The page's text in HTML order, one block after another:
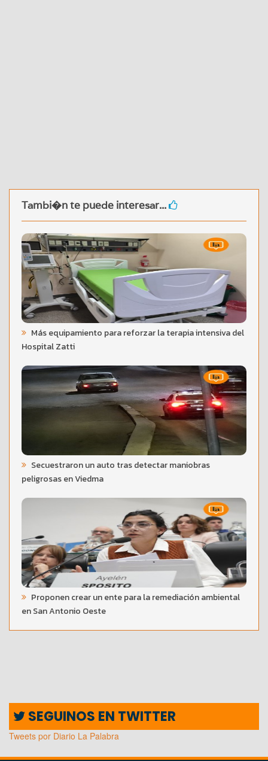
Tambi�n te puede interesar...
Más equipamiento para reforzar la terapia intensiva del
Hospital Zatti
Secuestraron un auto tras detectar maniobras
peligrosas en Viedma
Proponen crear un ente para la remediación ambiental
en San Antonio Oeste
SEGUINOS EN TWITTER
Tweets por Diario La Palabra